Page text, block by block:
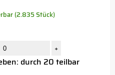
(2.835 Stück)
+
durch 20 teilbar